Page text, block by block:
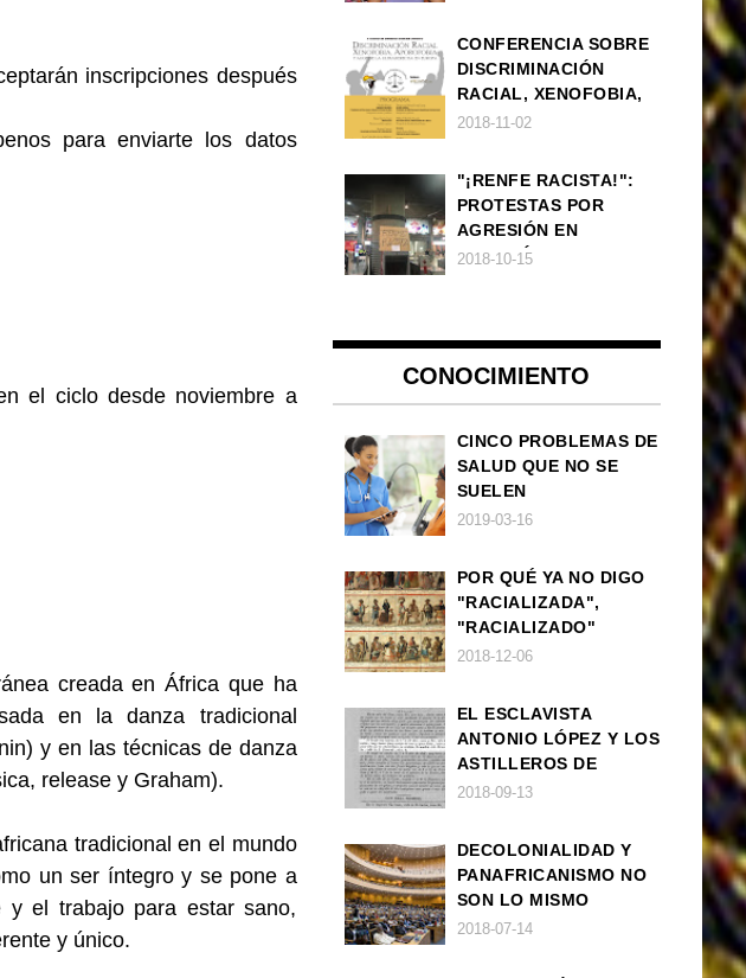
inscripciones después
para enviarte los datos
el ciclo desde noviembre a
creada en África que ha
en la danza tradicional
y en las técnicas de danza
release y Graham).
tradicional en el mundo
un ser íntegro y se pone a
y el trabajo para estar sano,
y único.
CONFERENCIA SOBRE
DISCRIMINACIÓN
RACIAL, XENOFOBIA,
APOROFOBIA Y AUGE
2018-11-02
"¡RENFE RACISTA!":
PROTESTAS POR
AGRESIÓN EN
ESTACIÓN DE TREN DE
2018-10-15
CONOCIMIENTO
CINCO PROBLEMAS DE
SALUD QUE NO SE
SUELEN
DIAGNOSTICAR BIEN
2019-03-16
POR QUÉ YA NO DIGO
"RACIALIZADA",
"RACIALIZADO"
2018-12-06
EL ESCLAVISTA
ANTONIO LÓPEZ Y LOS
ASTILLEROS DE
NAVANTIA
2018-09-13
DECOLONIALIDAD Y
PANAFRICANISMO NO
SON LO MISMO
2018-07-14